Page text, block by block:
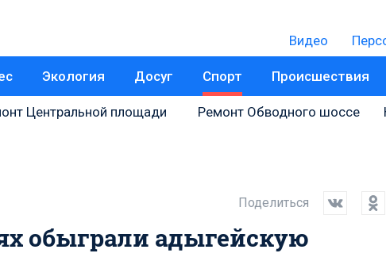
Видео
Экология Досуг Спорт Происшествия
Центральной площади Ремонт Обводного шоссе
Поделиться
обыграли адыгейскую